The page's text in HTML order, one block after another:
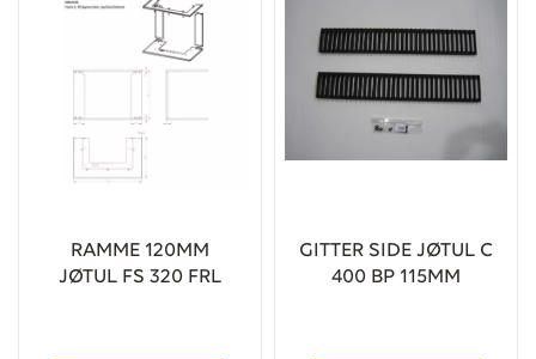
RAMME 120MM
JØTUL FS 320 FRL
GITTER SIDE JØTUL C
400 BP 115MM